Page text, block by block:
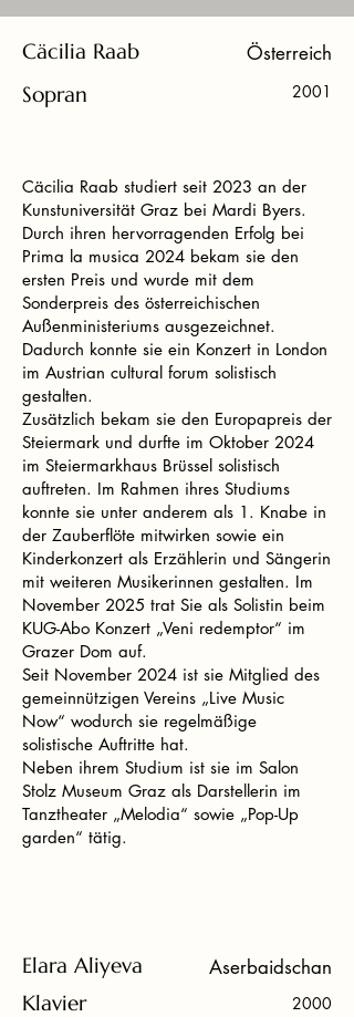
Cäcilia Raab Österreich
Sopran 2001
Cäcilia Raab studiert seit 2023 an der
Kunstuniversität Graz bei Mardi Byers.
Durch ihren hervorragenden Erfolg bei
Prima la musica 2024 bekam sie den
ersten Preis und wurde mit dem
Sonderpreis des österreichischen
Außenministeriums ausgezeichnet.
Dadurch konnte sie ein Konzert in London
im Austrian cultural forum solistisch
gestalten.
Zusätzlich bekam sie den Europapreis der
Steiermark und durfte im Oktober 2024
im Steiermarkhaus Brüssel solistisch
auftreten. Im Rahmen ihres Studiums
konnte sie unter anderem als 1. Knabe in
der Zauberflöte mitwirken sowie ein
Kinderkonzert als Erzählerin und Sängerin
mit weiteren Musikerinnen gestalten. Im
November 2025 trat Sie als Solistin beim
KUG-Abo Konzert „Veni redemptor“ im
Grazer Dom auf.
Seit November 2024 ist sie Mitglied des
gemeinnützigen Vereins „Live Music
Now“ wodurch sie regelmäßige
solistische Auftritte hat.
Neben ihrem Studium ist sie im Salon
Stolz Museum Graz als Darstellerin im
Tanztheater „Melodia“ sowie „Pop-Up
garden“ tätig.
Elara Aliyeva Aserbaidschan
Klavier 2000